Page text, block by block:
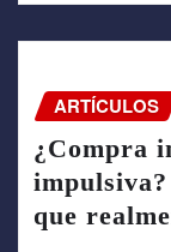
ARTÍCULOS
¿Compra
que